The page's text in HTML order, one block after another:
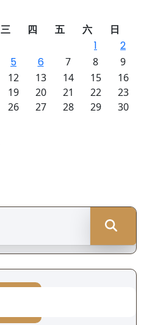
三 四 五 六 日
1
2
5 6 7 8
9
12 13 14 15
16
19 20 21 22
23
26 27 28 29
30